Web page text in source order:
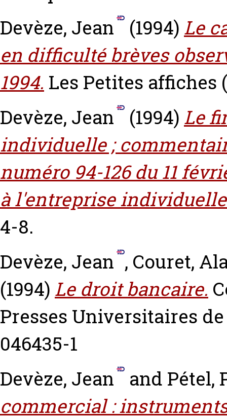
Devèze, Jean
(1994) Le
en difficulté brèves
1994. Les Petites affiches
Devèze, Jean
(1994) Le
individuelle ;
numéro 94-126 du 11
à l'entreprise
4-8.
Devèze, Jean , Couret,
(1994) Le droit bancaire.
Presses Universitaires
046435-1
Devèze, Jean
and Pétel,
commercial :